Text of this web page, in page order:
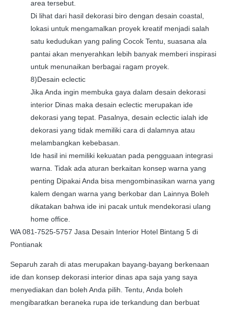
area tersebut.
Di lihat dari hasil dekorasi biro dengan desain coastal,
lokasi untuk mengamalkan proyek kreatif menjadi salah
satu kedudukan yang paling Cocok Tentu, suasana ala
pantai akan menyerahkan lebih banyak memberi inspirasi
untuk menunaikan berbagai ragam proyek.
8)Desain eclectic
Jika Anda ingin membuka gaya dalam desain dekorasi
interior Dinas maka desain eclectic merupakan ide
dekorasi yang tepat. Pasalnya, desain eclectic ialah ide
dekorasi yang tidak memiliki cara di dalamnya atau
melambangkan kebebasan.
Ide hasil ini memiliki kekuatan pada pengguaan integrasi
warna. Tidak ada aturan berkaitan konsep warna yang
penting Dipakai Anda bisa mengombinasikan warna yang
kalem dengan warna yang berkobar dan Lainnya Boleh
dikatakan bahwa ide ini pacak untuk mendekorasi ulang
home office.
WA 081-7525-5757 Jasa Desain Interior Hotel Bintang 5 di
Pontianak
Separuh zarah di atas merupakan bayang-bayang berkenaan
ide dan konsep dekorasi interior dinas apa saja yang saya
menyediakan dan boleh Anda pilih. Tentu, Anda boleh
mengibaratkan beraneka rupa ide terkandung dan berbuat